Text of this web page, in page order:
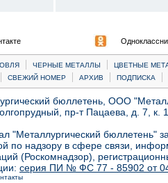
| ЧЕРНЫЕ МЕТАЛЛЫ |
ЦВЕТНЫЕ
| СВЕЖИЙ НОМЕР | АРХИВ | ПОДПИСКА |
бюллетень, ООО
пр-т Пацаева, д. 7,
"Металлургический бюллетень"
по надзору в сфере связи,
(Роскомнадзор),
серия ПИ № ФС 77 - 85902 от 04